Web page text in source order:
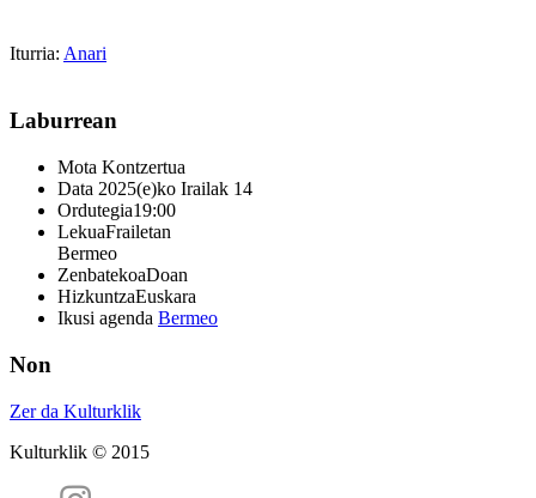
Iturria: Anari
Laburrean
Mota Kontzertua
Data 2025(e)ko Irailak 14
Ordutegia19:00
LekuaFrailetan
Bermeo
ZenbatekoaDoan
HizkuntzaEuskara
Ikusi agenda Bermeo
Non
Zer da Kulturklik
Kulturklik © 2015